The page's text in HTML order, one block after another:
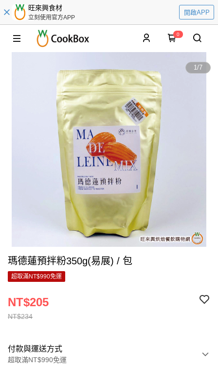
旺來興食材
立刻使用官方APP
開啟APP
0
1/7
瑪德蓮預拌粉350g(易展) / 包
超取滿NT$990免運
NT$234
NT$205
付款與運送方式
超取滿NT$990免運